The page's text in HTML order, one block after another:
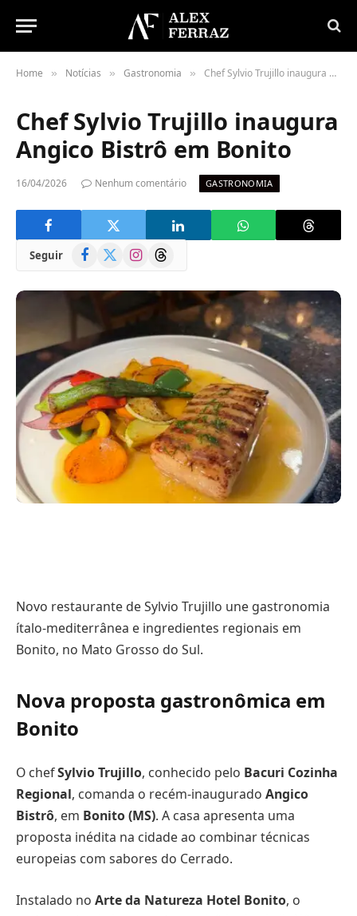
Home » Notícias » Gastronomia » Chef Sylvio Trujillo inaugura Angico Bistrô em Bonito
Chef Sylvio Trujillo inaugura
Angico Bistrô em Bonito
16/04/2026 Nenhum comentário GASTRONOMIA
Seguir Facebook
(Twitter)
InstagramThreads
Novo restaurante de Sylvio Trujillo une gastronomia
ítalo-mediterrânea e ingredientes regionais em
Bonito, no Mato Grosso do Sul.
Nova proposta gastronômica em
Bonito
O chefSylvio Trujillo, conhecido pelo Bacuri Cozinha
Regional, comanda o recém-inaugurado Angico
Bistrô, em Bonito (MS). A casa apresenta uma
proposta inédita na cidade ao combinar técnicas
europeias com sabores do Cerrado.
Instalado no Arte da Natureza Hotel Bonito, o